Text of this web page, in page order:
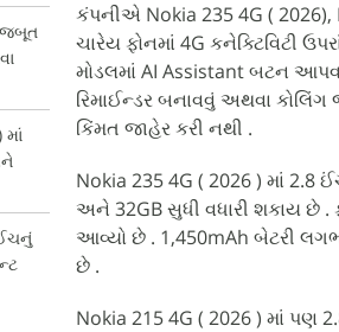
માં
કંપનીએ Nokia 235 4G ( 2026),
ચારેય ફોનમાં 4G કનેક્ટિવિટી
મોડલમાં AI Assistant બટન
રિમાઈન્ડર બનાવવું અથવા
કિંમત જાહેર કરી નથી .
Nokia 235 4G ( 2026 ) માં 2.8
અને 32GB સુધી વધારી શકાય છે .
આવ્યો છે . 1,450mAh બેટરી
છે .
Nokia 215 4G ( 2026 ) માં પણ